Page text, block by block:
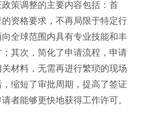
策调整的主要内容包括：首
资格要求，不再局限于特定行
全球范围内具有专业技能和丰
其次，简化了申请流程，申请
材料，无需再进行繁琐的现场
缩短了审批周期，提高了签证
者能够更快地获得工作许可。